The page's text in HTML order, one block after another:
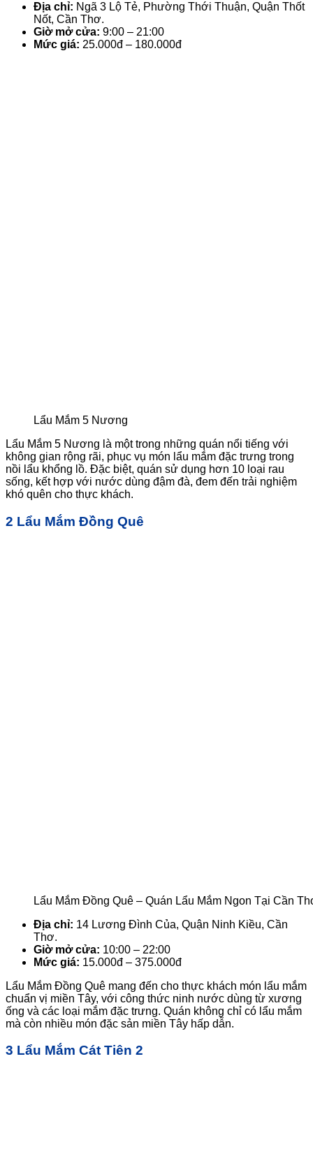
Địa chỉ: Ngã 3 Lộ Tẻ, Phường Thới Thuận, Quận Thốt
Nốt, Cần Thơ.
Giờ mở cửa: 9:00 – 21:00
Mức giá: 25.000đ – 180.000đ
Lẩu Mắm 5 Nương
Lẩu Mắm 5 Nương là một trong những quán nổi tiếng với
không gian rộng rãi, phục vụ món lẩu mắm đặc trưng trong
nồi lẩu khổng lồ. Đặc biệt, quán sử dụng hơn 10 loại rau
sống, kết hợp với nước dùng đậm đà, đem đến trải nghiệm
khó quên cho thực khách.
2 Lẩu Mắm Đồng Quê
Lẩu Mắm Đồng Quê – Quán Lẩu Mắm Ngon Tại Cần
Địa chỉ: 14 Lương Đình Của, Quận Ninh Kiều, Cần
Thơ.
Giờ mở cửa: 10:00 – 22:00
Mức giá: 15.000đ – 375.000đ
Lẩu Mắm Đồng Quê mang đến cho thực khách món lẩu mắm
chuẩn vị miền Tây, với công thức ninh nước dùng từ xương
ống và các loại mắm đặc trưng. Quán không chỉ có lẩu mắm
mà còn nhiều món đặc sản miền Tây hấp dẫn.
3 Lẩu Mắm Cát Tiên 2